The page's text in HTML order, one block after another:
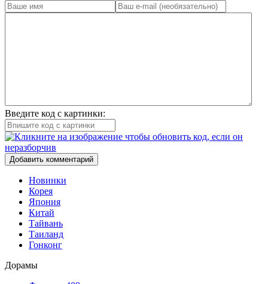
Введите код с картинки:
Добавить комментарий
Новинки
Корея
Япония
Китай
Тайвань
Таиланд
Гонконг
Дорамы